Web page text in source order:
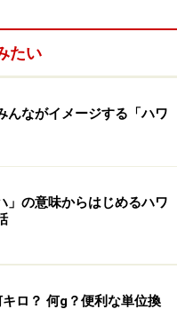
たい
んながイメージする「ハワ
」の意味からはじめるハワ
ロ？ 何g？便利な単位換